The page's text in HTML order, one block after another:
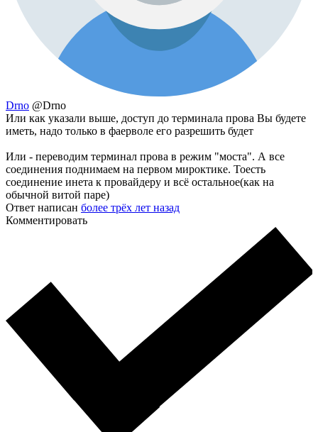
Drno @Drno
Или как указали выше, доступ до терминала прова Вы будете
иметь, надо только в фаерволе его разрешить будет
Или - переводим терминал прова в режим "моста". А все
соединения поднимаем на первом мироктике. Тоесть
соединение инета к провайдеру и всё остальное(как на
обычной витой паре)
Ответ написан более трёх лет назад
Комментировать